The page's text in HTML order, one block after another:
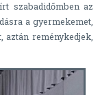
szabadidőmben az
a gyermekemet,
aztán reménykedjek,